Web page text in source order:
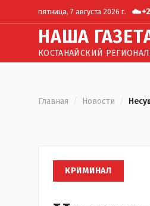
пятница, 7 августа 2026 г. ☁️+
НАША Г
КОСТАНАЙСКИЙ
Главная / Новости /
КРИМИНАЛ